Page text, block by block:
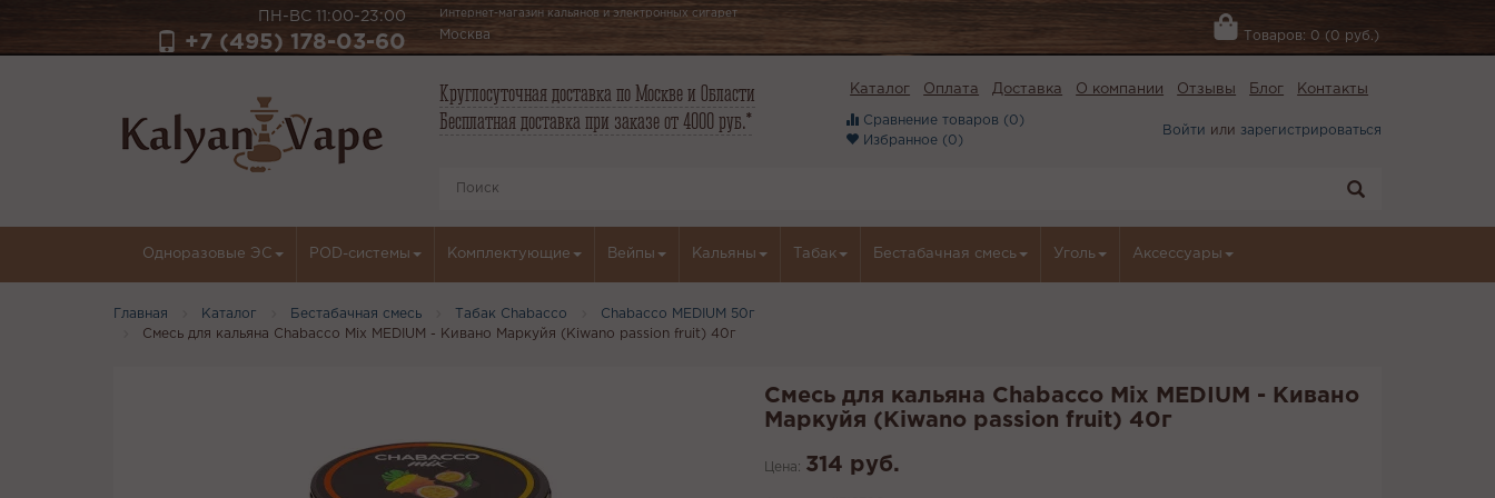
ПН-ВС 11:00-23:00
+7 (495) 178-03-60
Интернет-магазин кальянов и электронных сигарет
Москва Товаров: 0 (0 руб.)
Круглосуточная доставка по Москве и Области
Бесплатная доставка при заказе от 4000 руб.*
Каталог Оплата Доставка О компании Отзывы Блог Контакты
Сравнение товаров (0)
Избранное (0)
Войти или зарегистрироваться
Одноразовые ЭС POD-системы Комплектующие Вейпы Кальяны Табак Бестабачная смесь Уголь Аксессуары
Главная Каталог Бестабачная смесь Табак Chabacco
Chabacco MEDIUM 50г
Смесь для кальяна Chabacco Mix MEDIUM - Кивано Маркуйя (Kiwano passion fruit) 40г
Смесь для кальяна Chabacco Mix MEDIUM - Кивано
Маркуйя (Kiwano passion fruit) 40г
Цена: 314 руб.